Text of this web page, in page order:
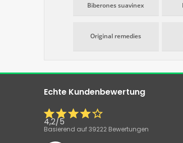
Biberones suavinex
Original remedies
Echte Kundenbewertung
4,2/5
Basierend auf39222 Bewertungen